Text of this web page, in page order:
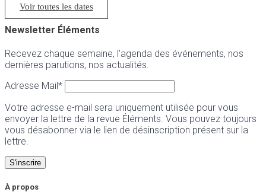
Voir toutes les dates
Newsletter Éléments
Recevez chaque semaine, l’agenda des événements, nos
dernières parutions, nos actualités.
Adresse Mail*
Votre adresse e-mail sera uniquement utilisée pour vous
envoyer la lettre de la revue Éléments. Vous pouvez toujours
vous désabonner via le lien de désinscription présent sur la
lettre.
À propos